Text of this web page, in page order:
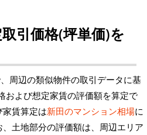
引価格(坪単価)を
周辺の類似物件の取引データに基
および想定家賃の評価額を算定で
家賃算定は新田のマンション相場に
土地部分の評価額は、周辺エリア